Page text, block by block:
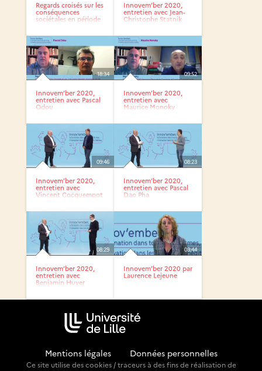
Regards croisés sur les
conséquences
sociétales en période
Innovem’ber 2020,
entretien avec Jean-
Christophe Statnik
18:34
Innovem’ber 2020,
entretien avec Pascal
Odou
09:52
Innovem’ber 2020,
entretien avec
Maurice Monoky
09:46
Innovem’ber 2020,
entretien avec
Vincent Cocquempot
08:23
Innovem’ber 2020,
entretien avec Pascal
Dao Pha
08:29
Innovem’ber 2020,
entretien avec
Benjamin Huver
03:44
Innovem’ber 2020 par
Laurence Lejeune
Mentions légales Données personnelles
Ce site utilise des cookies / traceurs à des fins de réalisation de